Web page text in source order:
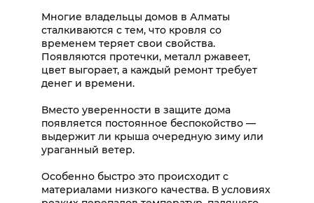
Многие владельцы домов в Алматы
сталкиваются с тем, что кровля со
временем теряет свои свойства.
Появляются протечки, металл ржавеет,
цвет выгорает, а каждый ремонт требует
денег и времени.
Вместо уверенности в защите дома
появляется постоянное беспокойство —
выдержит ли крыша очередную зиму или
ураганный ветер.
Особенно быстро это происходит с
материалами низкого качества. В условиях